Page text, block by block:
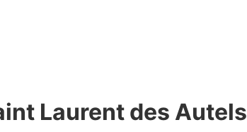
Laurent des Autels